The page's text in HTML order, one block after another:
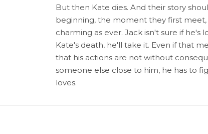
But then Kate dies. And their story
beginning, the moment they first meet,
charming as ever. Jack isn't sure if he's
Kate's death, he'll take it. Even if that
that his actions are not without
someone else close to him, he has to
loves.